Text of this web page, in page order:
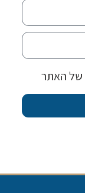
של האתר